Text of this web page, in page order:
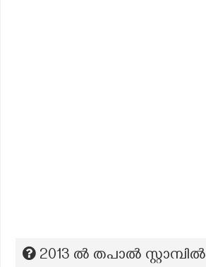
2013 ൽ തപാൽ സ്റ്റാമ്പിൽ